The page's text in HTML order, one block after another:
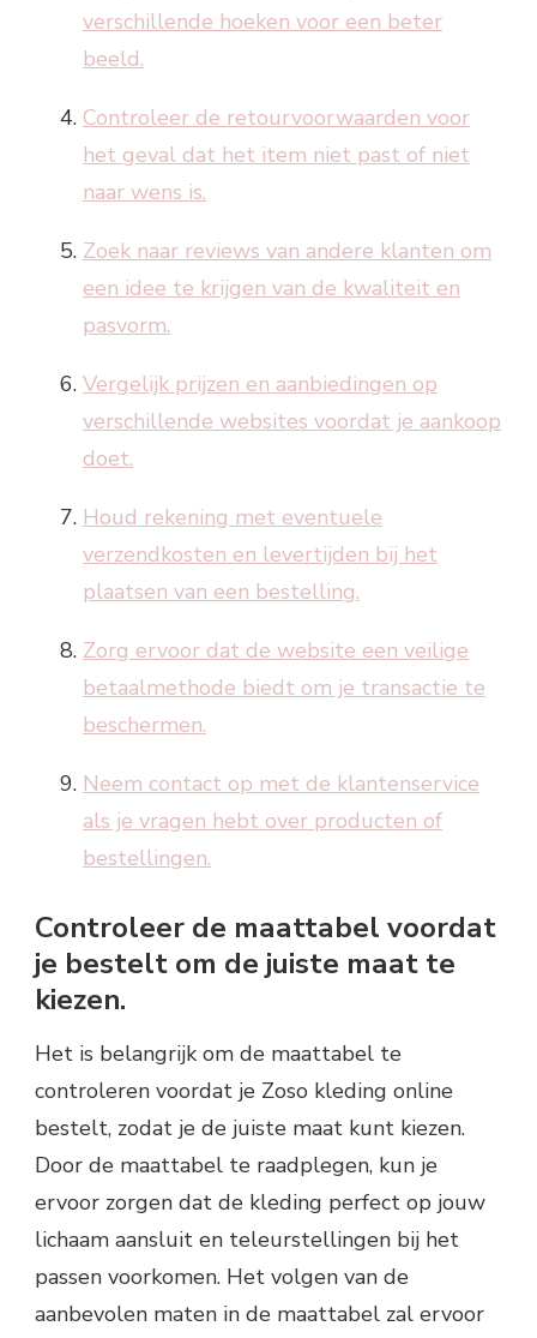
verschillende hoeken voor een beter
beeld.
Controleer de retourvoorwaarden voor
het geval dat het item niet past of niet
naar wens is.
Zoek naar reviews van andere klanten om
een idee te krijgen van de kwaliteit en
pasvorm.
Vergelijk prijzen en aanbiedingen op
verschillende websites voordat je aankoop
doet.
Houd rekening met eventuele
verzendkosten en levertijden bij het
plaatsen van een bestelling.
Zorg ervoor dat de website een veilige
betaalmethode biedt om je transactie te
beschermen.
Neem contact op met de klantenservice
als je vragen hebt over producten of
bestellingen.
Controleer de maattabel voordat
je bestelt om de juiste maat te
kiezen.
Het is belangrijk om de maattabel te
controleren voordat je Zoso kleding online
bestelt, zodat je de juiste maat kunt kiezen.
Door de maattabel te raadplegen, kun je
ervoor zorgen dat de kleding perfect op jouw
lichaam aansluit en teleurstellingen bij het
passen voorkomen. Het volgen van de
aanbevolen maten in de maattabel zal ervoor